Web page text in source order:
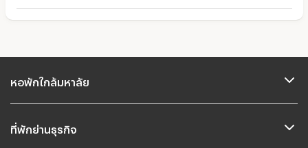
หอพักใกล้มหาลัย
ที่พักย่านธุรกิจ